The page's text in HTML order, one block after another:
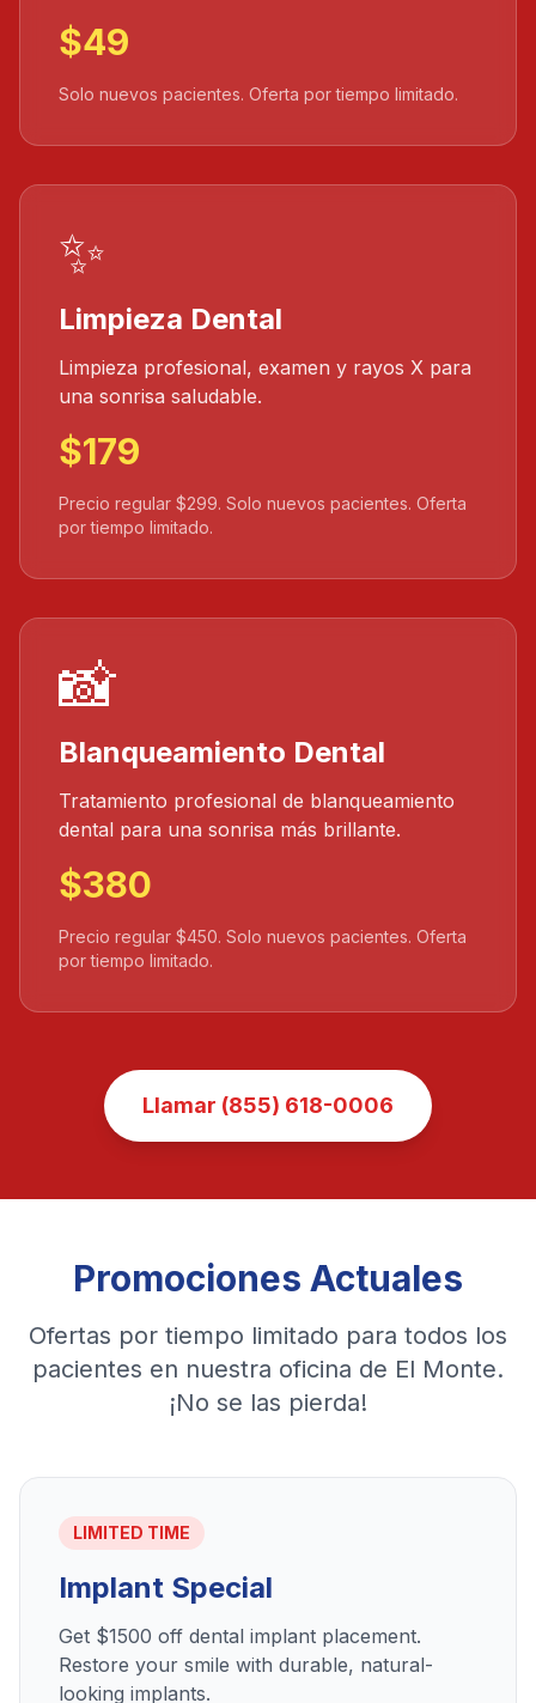
$49
Solo nuevos pacientes. Oferta por tiempo limitado.
✨
Limpieza Dental
Limpieza profesional, examen y rayos X para
una sonrisa saludable.
$179
Precio regular $299. Solo nuevos pacientes. Oferta
por tiempo limitado.
📸
Blanqueamiento Dental
Tratamiento profesional de blanqueamiento
dental para una sonrisa más brillante.
$380
Precio regular $450. Solo nuevos pacientes. Oferta
por tiempo limitado.
Llamar (855) 618-0006
Promociones Actuales
Ofertas por tiempo limitado para todos los
pacientes en nuestra oficina de El Monte.
¡No se las pierda!
LIMITED TIME
Implant Special
Get $1500 off dental implant placement.
Restore your smile with durable, natural-
looking implants.